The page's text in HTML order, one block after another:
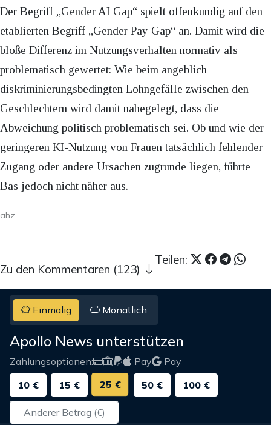
Der Begriff „Gender AI Gap“ spielt offenkundig auf den
etablierten Begriff „Gender Pay Gap“ an. Damit wird die
bloße Differenz im Nutzungsverhalten normativ als
problematisch gewertet: Wie beim angeblich
diskriminierungsbedingten Lohngefälle zwischen den
Geschlechtern wird damit nahegelegt, dass die
Abweichung politisch problematisch sei. Ob und wie der
geringeren KI-Nutzung von Frauen tatsächlich fehlender
Zugang oder andere Ursachen zugrunde liegen, führte
Bas jedoch nicht näher aus.
ahz
Teilen:
Zu den Kommentaren (123)
Einmalig Monatlich
Apollo News unterstützen
Zahlungsoptionen: Pay
Pay
10 €
15 € 25 € 50 € 100 €